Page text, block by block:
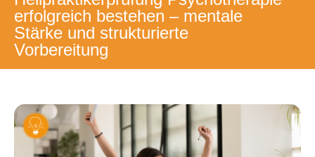
erfolgreich bestehen ‒ mentale
Stärke und strukturierte
Vorbereitung